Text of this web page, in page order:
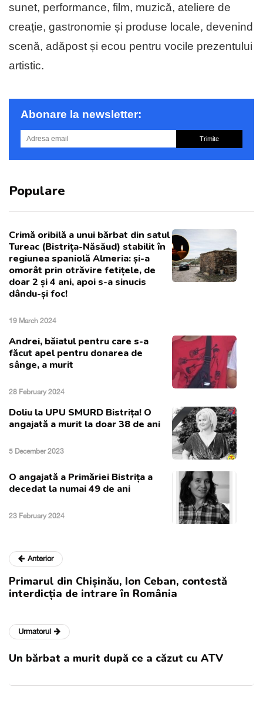
sunet, performance, film, muzică, ateliere de
creație, gastronomie și produse locale, devenind
scenă, adăpost și ecou pentru vocile prezentului
artistic.
Abonare la newsletter:
Trimite
Populare
Crimă oribilă a unui bărbat din satul
Tureac (Bistrița-Năsăud) stabilit în
regiunea spaniolă Almeria: și-a
omorât prin otrăvire fetițele, de
doar 2 și 4 ani, apoi s-a sinucis
dându-și foc!
19 March 2024
Andrei, băiatul pentru care s-a
făcut apel pentru donarea de
sânge, a murit
28 February 2024
Doliu la UPU SMURD Bistrița! O
angajată a murit la doar 38 de ani
5 December 2023
O angajată a Primăriei Bistrița a
decedat la numai 49 de ani
23 February 2024
Anterior
Primarul din Chișinău, Ion Ceban, contestă
interdicția de intrare în România
Urmatorul
Un bărbat a murit după ce a căzut cu ATV